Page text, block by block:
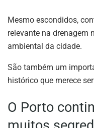
Mesmo escondidos,
relevante na drenagem
ambiental da cidade.
São também um
histórico que merece
O Porto